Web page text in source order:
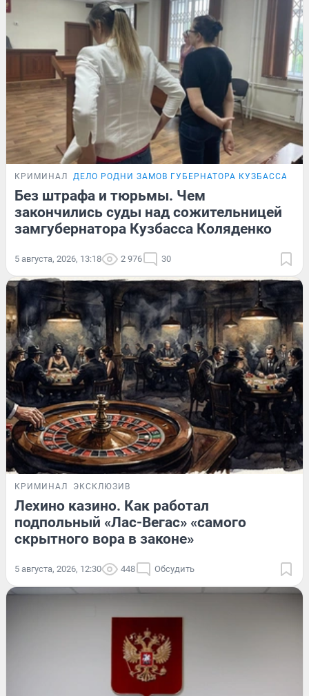
КРИМИНАЛ ДЕЛО РОДНИ ЗАМОВ ГУБЕРНАТОРА КУЗБАССА
Без штрафа и тюрьмы. Чем
закончились суды над сожительницей
замгубернатора Кузбасса Коляденко
5 августа, 2026, 13:18 2 976 30
КРИМИНАЛ ЭКСКЛЮЗИВ
Лехино казино. Как работал
подпольный «Лас-Вегас» «самого
скрытного вора в законе»
5 августа, 2026, 12:30 448 Обсудить